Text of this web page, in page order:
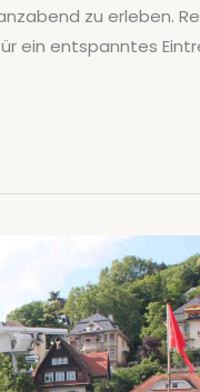
zu erleben.
ein entspanntes